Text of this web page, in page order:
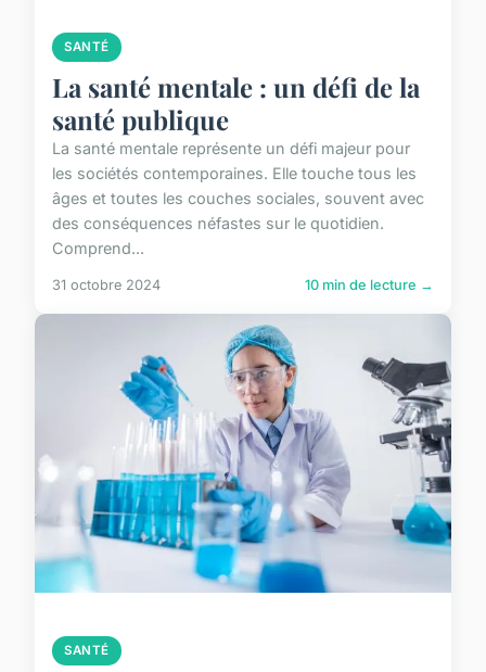
SANTÉ
La santé mentale : un défi de la
santé publique
La santé mentale représente un défi majeur pour
les sociétés contemporaines. Elle touche tous les
âges et toutes les couches sociales, souvent avec
des conséquences néfastes sur le quotidien.
Comprend...
31 octobre 2024 10 min de lecture →
SANTÉ